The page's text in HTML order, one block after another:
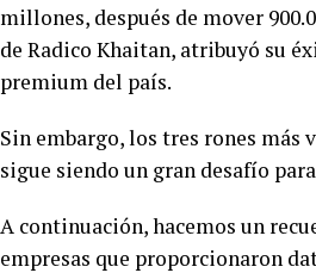
millones, después de mover
de Radico Khaitan, atribuyó su
premium del país.
Sin embargo, los tres rones más
sigue siendo un gran desafío
A continuación, hacemos un
empresas que proporcionaron